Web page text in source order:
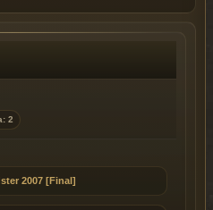
2
2007 [Final]